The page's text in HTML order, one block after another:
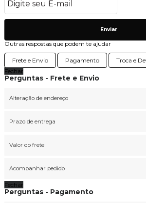
Enviar
Outras respostas que podem te ajudar
Frete e Envio Pagamento
Troca e
Fechar
Perguntas - Frete e Envio
Alteração de endereço
Prazo de entrega
Valor do frete
Acompanhar pedido
Fechar
Perguntas - Pagamento